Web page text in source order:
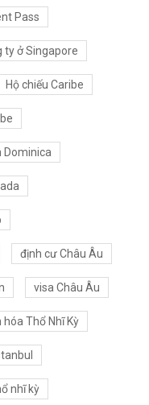
Pass
ty ở Singapore
Hộ chiếu Caribe
Dominica
định cư Châu Âu
visa Châu Âu
hóa Thổ Nhĩ Kỳ
nhĩ kỳ